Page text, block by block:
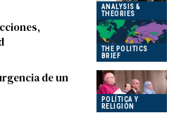
ANALYSIS &
THEORIES
THE POLITICS
BRIEF
POLÍTICA Y
RELIGIÓN
de un